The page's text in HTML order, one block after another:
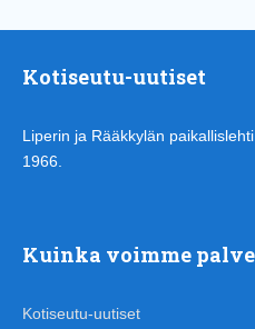
Kotiseutu-uutiset
Liperin ja Rääkkylän
1966.
Kuinka voimme
Kotiseutu-uutiset